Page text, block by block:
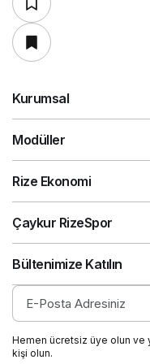
Kurumsal
Modüller
Rize Ekonomi
Çaykur RizeSpor
Bültenimize Katılın
Hemen ücretsiz üye olun ve
kişi olun.